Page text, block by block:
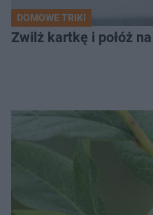
DOMOWE TRIKI
Zwilż kartkę i połóż